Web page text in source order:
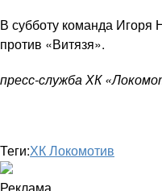
В субботу команда Игоря
против «Витязя».
пресс-служба ХК
Теги:ХК Локомотив